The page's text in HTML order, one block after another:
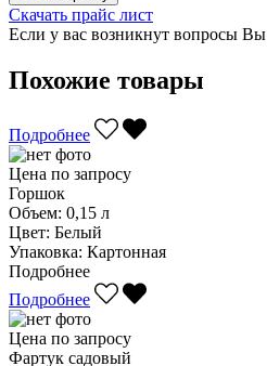
Скачать прайс лист
Если у вас возникнут вопросы
Похожие товары
Подробнее
Цена по запросу
Горшок
Объем: 0,15 л
Цвет: Белый
Упаковка: Картонная
Подробнее
Подробнее
Цена по запросу
Фартук садовый